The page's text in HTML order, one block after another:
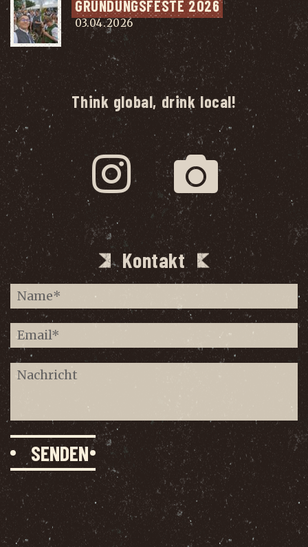
GRÜN­DUNGS­FES­TE 2026
03.04.2026
Think global, drink local!
Kontakt